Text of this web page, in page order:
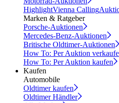
HighlightVienna Calling
Marken & Ratgeber
Porsche-Auktionen
Mercedes-Benz-Auktionen
Britische Oldtimer-Auktionen
How To: Per Auktion
How To: Per Auktion kaufen
Kaufen
Automobile
Oldtimer kaufen
Oldtimer Händler